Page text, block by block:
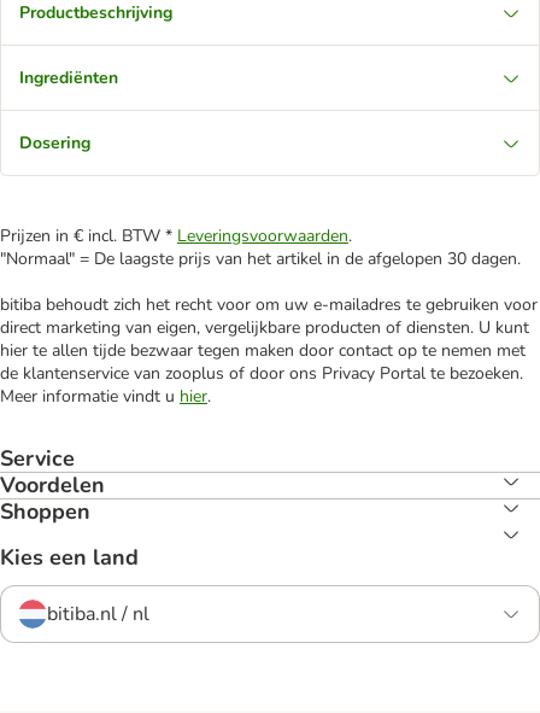
Productbeschrijving
Ingrediënten
Dosering
Prijzen in € incl. BTW * Leveringsvoorwaarden.
"Normaal" = De laagste prijs van het artikel in de afgelopen 30 dagen.
bitiba behoudt zich het recht voor om uw e-mailadres te gebruiken voor
direct marketing van eigen, vergelijkbare producten of diensten. U kunt
hier te allen tijde bezwaar tegen maken door contact op te nemen met
de klantenservice van zooplus of door ons Privacy Portal te bezoeken.
Meer informatie vindt u hier.
Service
Voordelen
Shoppen
Kies een land
bitiba.nl / nl